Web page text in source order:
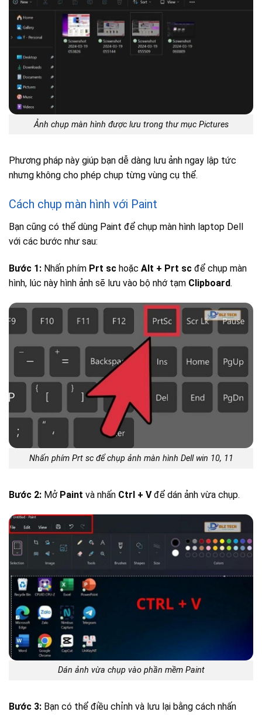
Ảnh chụp màn hình được lưu trong thư mục Pictures
Phương pháp này giúp bạn dễ dàng lưu ảnh ngay lập tức
nhưng không cho phép chụp từng vùng cụ thể.
Cách chụp màn hình với Paint
Bạn cũng có thể dùng Paint để chụp màn hình laptop Dell
với các bước như sau:
Bước 1: Nhấn phím Prt sc hoặc Alt + Prt sc để chụp màn
hình, lúc này hình ảnh sẽ lưu vào bộ nhớ tạm Clipboard.
Nhấn phím Prt sc để chụp ảnh màn hình Dell win 10, 11
Bước 2: Mở Paint và nhấn Ctrl + Vđể dán ảnh vừa chụp.
Dán ảnh vừa chụp vào phần mềm Paint
Bước 3: Bạn có thể điều chỉnh và lưu lại bằng cách nhấn